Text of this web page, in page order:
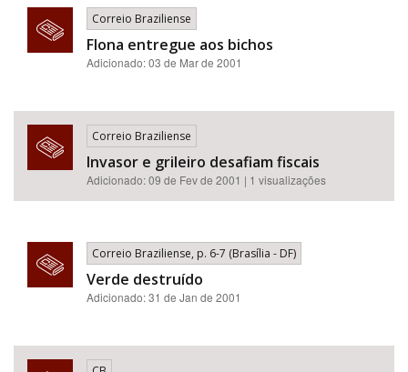
Correio Braziliense
Flona entregue aos bichos
Adicionado: 03 de Mar de 2001
Correio Braziliense
Invasor e grileiro desafiam fiscais
Adicionado: 09 de Fev de 2001 | 1 visualizações
Correio Braziliense, p. 6-7 (Brasília - DF)
Verde destruído
Adicionado: 31 de Jan de 2001